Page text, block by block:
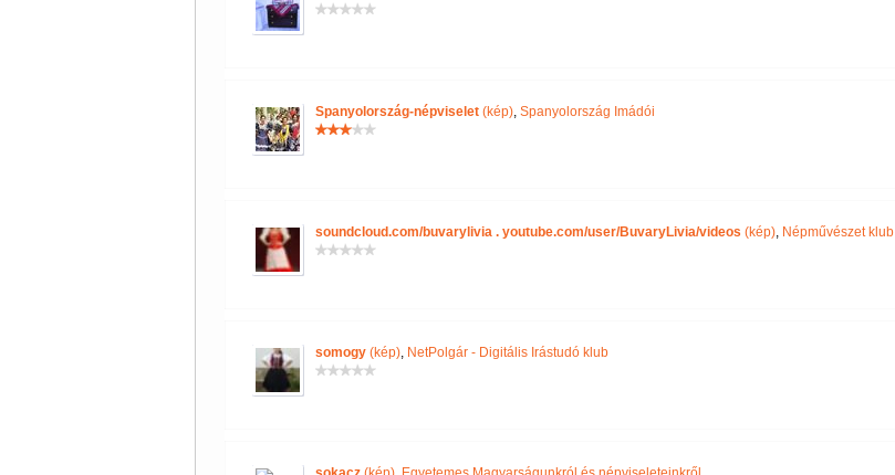
Spanyolország-népviselet(kép), Spanyolország Imádói
soundcloud.com/buvarylivia . youtube.com/user/BuvaryLivia/videos (kép), Népművészet klub
somogy(kép), NetPolgár - Digitális Irástudó klub